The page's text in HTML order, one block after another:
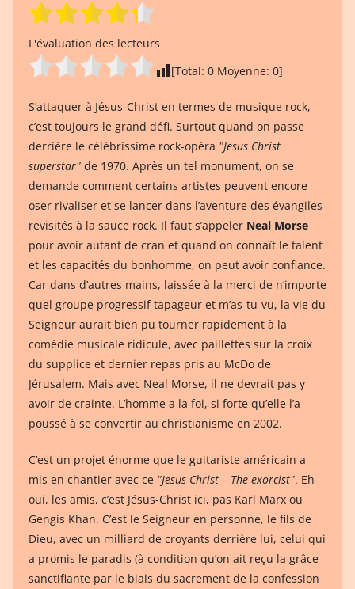
L'évaluation des lecteurs
[Total: 0 Moyenne: 0]
S’attaquer à Jésus-Christ en termes de musique rock,
c’est toujours le grand défi. Surtout quand on passe
derrière le célébrissime rock-opéra ʺJesus Christ
superstarʺ de 1970. Après un tel monument, on se
demande comment certains artistes peuvent encore
oser rivaliser et se lancer dans l’aventure des évangiles
revisités à la sauce rock. Il faut s’appeler Neal Morse
pour avoir autant de cran et quand on connaît le talent
et les capacités du bonhomme, on peut avoir confiance.
Car dans d’autres mains, laissée à la merci de n’importe
quel groupe progressif tapageur et m’as-tu-vu, la vie du
Seigneur aurait bien pu tourner rapidement à la
comédie musicale ridicule, avec paillettes sur la croix
du supplice et dernier repas pris au McDo de
Jérusalem. Mais avec Neal Morse, il ne devrait pas y
avoir de crainte. L’homme a la foi, si forte qu’elle l’a
poussé à se convertir au christianisme en 2002.
C’est un projet énorme que le guitariste américain a
mis en chantier avec ce ʺJesus Christ – The exorcistʺ. Eh
oui, les amis, c’est Jésus-Christ ici, pas Karl Marx ou
Gengis Khan. C’est le Seigneur en personne, le fils de
Dieu, avec un milliard de croyants derrière lui, celui qui
a promis le paradis (à condition qu’on ait reçu la grâce
sanctifiante par le biais du sacrement de la confession